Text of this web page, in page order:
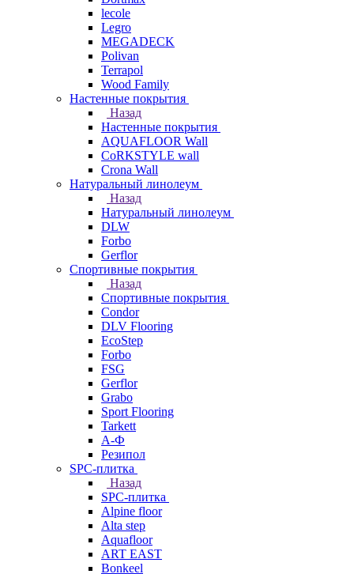
lecole
Legro
MEGADECK
Polivan
Terrapol
Wood Family
Настенные покрытия
Назад
Настенные покрытия
AQUAFLOOR Wall
CoRKSTYLE wall
Crona Wall
Натуральный линолеум
Назад
Натуральный линолеум
DLW
Forbo
Gerflor
Спортивные покрытия
Назад
Спортивные покрытия
Condor
DLV Flooring
EcoStep
Forbo
FSG
Gerflor
Grabo
Sport Flooring
Tarkett
А-Ф
Резипол
SPC-плитка
Назад
SPC-плитка
Alpine floor
Alta step
Aquafloor
ART EAST
Bonkeel